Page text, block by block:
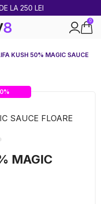
0
KUSH 50% MAGIC SAUCE
MAGIC